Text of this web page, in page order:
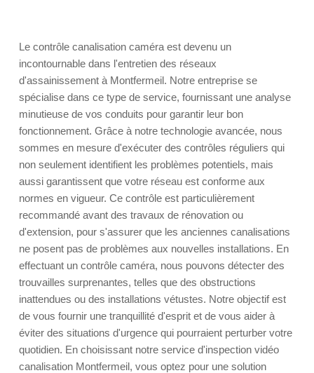
Le contrôle canalisation caméra est devenu un
incontournable dans l'entretien des réseaux
d'assainissement à Montfermeil. Notre entreprise se
spécialise dans ce type de service, fournissant une analyse
minutieuse de vos conduits pour garantir leur bon
fonctionnement. Grâce à notre technologie avancée, nous
sommes en mesure d'exécuter des contrôles réguliers qui
non seulement identifient les problèmes potentiels, mais
aussi garantissent que votre réseau est conforme aux
normes en vigueur. Ce contrôle est particulièrement
recommandé avant des travaux de rénovation ou
d'extension, pour s'assurer que les anciennes canalisations
ne posent pas de problèmes aux nouvelles installations. En
effectuant un contrôle caméra, nous pouvons détecter des
trouvailles surprenantes, telles que des obstructions
inattendues ou des installations vétustes. Notre objectif est
de vous fournir une tranquillité d'esprit et de vous aider à
éviter des situations d'urgence qui pourraient perturber votre
quotidien. En choisissant notre service d'inspection vidéo
canalisation Montfermeil, vous optez pour une solution